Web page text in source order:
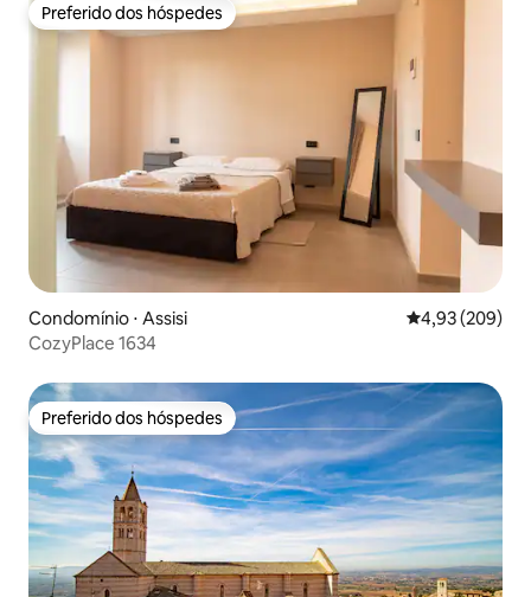
Preferido dos hóspedes
Preferido dos hóspedes
Condomínio ⋅ Assisi 4,93 de uma
4,93 (209)
CozyPlace 1634
Preferido dos hóspedes
Preferido dos hóspedes